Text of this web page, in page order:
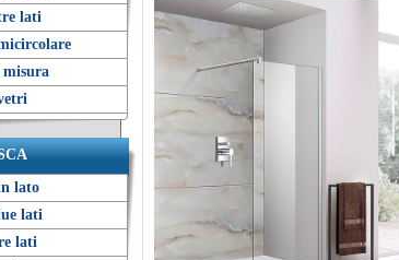
lati
misura
lato
lati
lati